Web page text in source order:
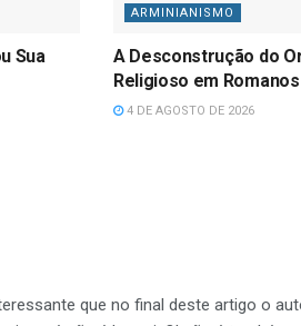
Sua
ARMINIANISMO
A Desconstrução do
Religioso em
4 DE AGOSTO DE 2026
que no final deste artigo o